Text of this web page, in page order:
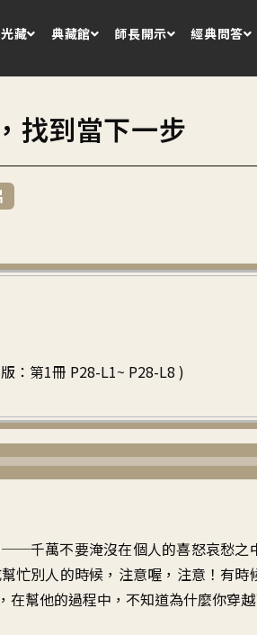
藏 典藏館 師長開示 經典問答
找到當下一步
：第1冊 P28-L1~ P28-L8 )
千萬不要淹沒在個人的喜怒哀愁之
忙別人的時候，注意喔，注意！有時
幫他的過程中，不知道為什麼你穿越